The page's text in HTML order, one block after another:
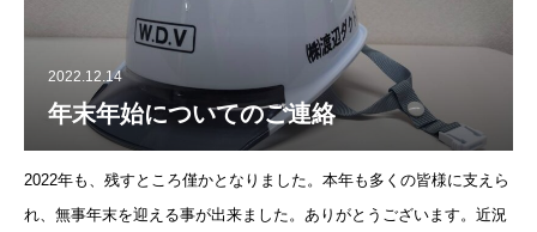
2022.12.14
年末年始についてのご連絡
2022年も、残すところ僅かとなりました。本年も多くの皆様に支えら
れ、無事年末を迎える事が出来ました。ありがとうございます。近況